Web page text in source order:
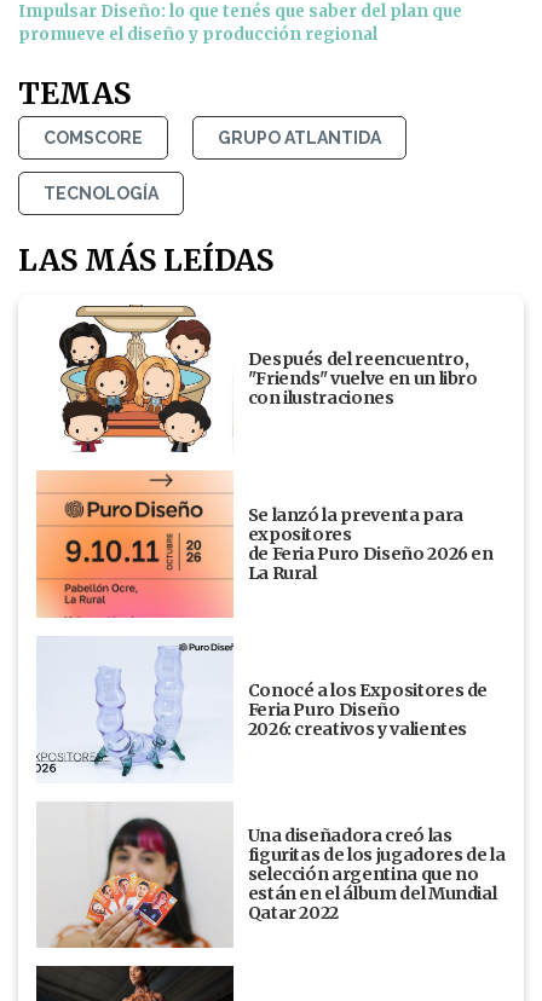
Impulsar Diseño: lo que tenés que saber del plan que
promueve el diseño y producción regional
TEMAS
COMSCORE GRUPO ATLANTIDA
TECNOLOGÍA
LAS MÁS LEÍDAS
Después del reencuentro,
"Friends" vuelve en un libro
con ilustraciones
Se lanzó la preventa para
expositores
de Feria Puro Diseño 2026 en
La Rural
Conocé a los Expositores de
Feria Puro Diseño
2026: creativos y valientes
Una diseñadora creó las
figuritas de los jugadores de la
selección argentina que no
están en el álbum del Mundial
Qatar 2022